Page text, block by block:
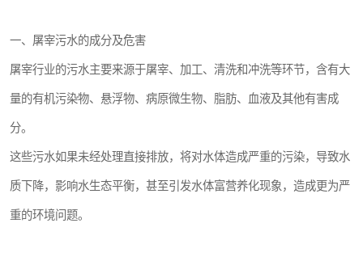
一、屠宰污水的成分及危害
屠宰行业的污水主要来源于屠宰、加工、清洗和冲洗等环节，含有大
量的有机污染物、悬浮物、病原微生物、脂肪、血液及其他有害成
分。
这些污水如果未经处理直接排放，将对水体造成严重的污染，导致水
质下降，影响水生态平衡，甚至引发水体富营养化现象，造成更为严
重的环境问题。